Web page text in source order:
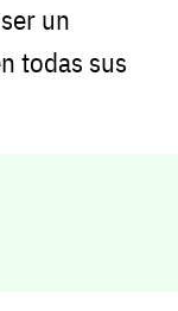
un
todas sus